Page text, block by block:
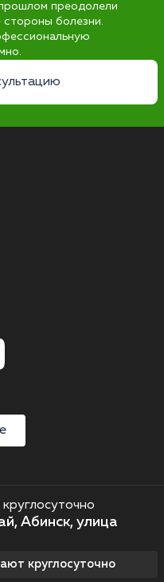
преодолели
стороны болезни.
Абинск, улица
круглосуточно